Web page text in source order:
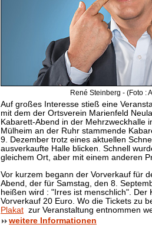
René Steinberg - (Foto :
Auf großes Interesse stieß eine
mit dem der Ortsverein Marienfeld
Kabarett-Abend in der Mehrzweckhalle
Mülheim an der Ruhr stammende
9. Dezember trotz eines aktuellen
ausverkaufte Halle blicken. Schnell
gleichem Ort, aber mit einem anderen
Vor kurzem begann der Vorverkauf für
Abend, der für Samstag, den 8.
heißen wird : "Irres ist menschlich". Der
Vorverkauf 20 Euro. Wo die Tickets zu
Plakat zur Veranstaltung entnommen
weitere Informationen